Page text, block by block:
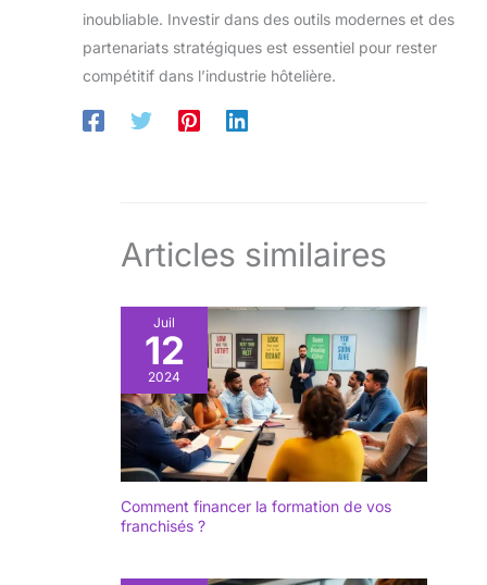
inoubliable. Investir dans des outils modernes et des
partenariats stratégiques est essentiel pour rester
compétitif dans l’industrie hôtelière.
Articles similaires
Juil
12
2024
Comment financer la formation de vos
franchisés ?